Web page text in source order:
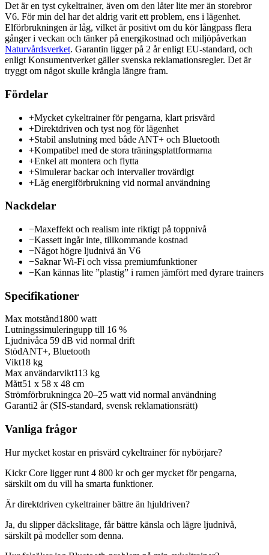
Det är en tyst cykeltrainer, även om den låter lite mer än storebror
V6. För min del har det aldrig varit ett problem, ens i lägenhet.
Elförbrukningen är låg, vilket är positivt om du kör långpass flera
gånger i veckan och tänker på energikostnad och miljöpåverkan
Naturvårdsverket. Garantin ligger på 2 år enligt EU-standard, och
enligt Konsumentverket gäller svenska reklamationsregler. Det är
tryggt om något skulle krångla längre fram.
Fördelar
+Mycket cykeltrainer för pengarna, klart prisvärd
+Direktdriven och tyst nog för lägenhet
+Stabil anslutning med både ANT+ och Bluetooth
+Kompatibel med de stora träningsplattformarna
+Enkel att montera och flytta
+Simulerar backar och intervaller trovärdigt
+Låg energiförbrukning vid normal användning
Nackdelar
−Maxeffekt och realism inte riktigt på toppnivå
−Kassett ingår inte, tillkommande kostnad
−Något högre ljudnivå än V6
−Saknar Wi-Fi och vissa premiumfunktioner
−Kan kännas lite ”plastig” i ramen jämfört med dyrare trainers
Specifikationer
Max motstånd1800 watt
Lutningssimuleringupp till 16 %
Ljudnivåca 59 dB vid normal drift
StödANT+, Bluetooth
Vikt18 kg
Max användarvikt113 kg
Mått51 x 58 x 48 cm
Strömförbrukningca 20–25 watt vid normal användning
Garanti2 år (SIS-standard, svensk reklamationsrätt)
Vanliga frågor
Hur mycket kostar en prisvärd cykeltrainer för nybörjare?
Kickr Core ligger runt 4 800 kr och ger mycket för pengarna,
särskilt om du vill ha smarta funktioner.
Är direktdriven cykeltrainer bättre än hjuldriven?
Ja, du slipper däckslitage, får bättre känsla och lägre ljudnivå,
särskilt på modeller som denna.